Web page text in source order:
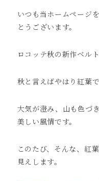
いつも当ホームページ
とうございます。
ロコッテ秋の新作ベル
秋と言えばやはり紅葉で
大気が澄み、山も色づ
美しい風情です。
このたび、そんな、紅
見えします。